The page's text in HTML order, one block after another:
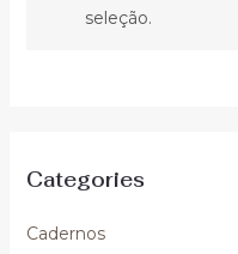
Categories
Cadernos
seleção.